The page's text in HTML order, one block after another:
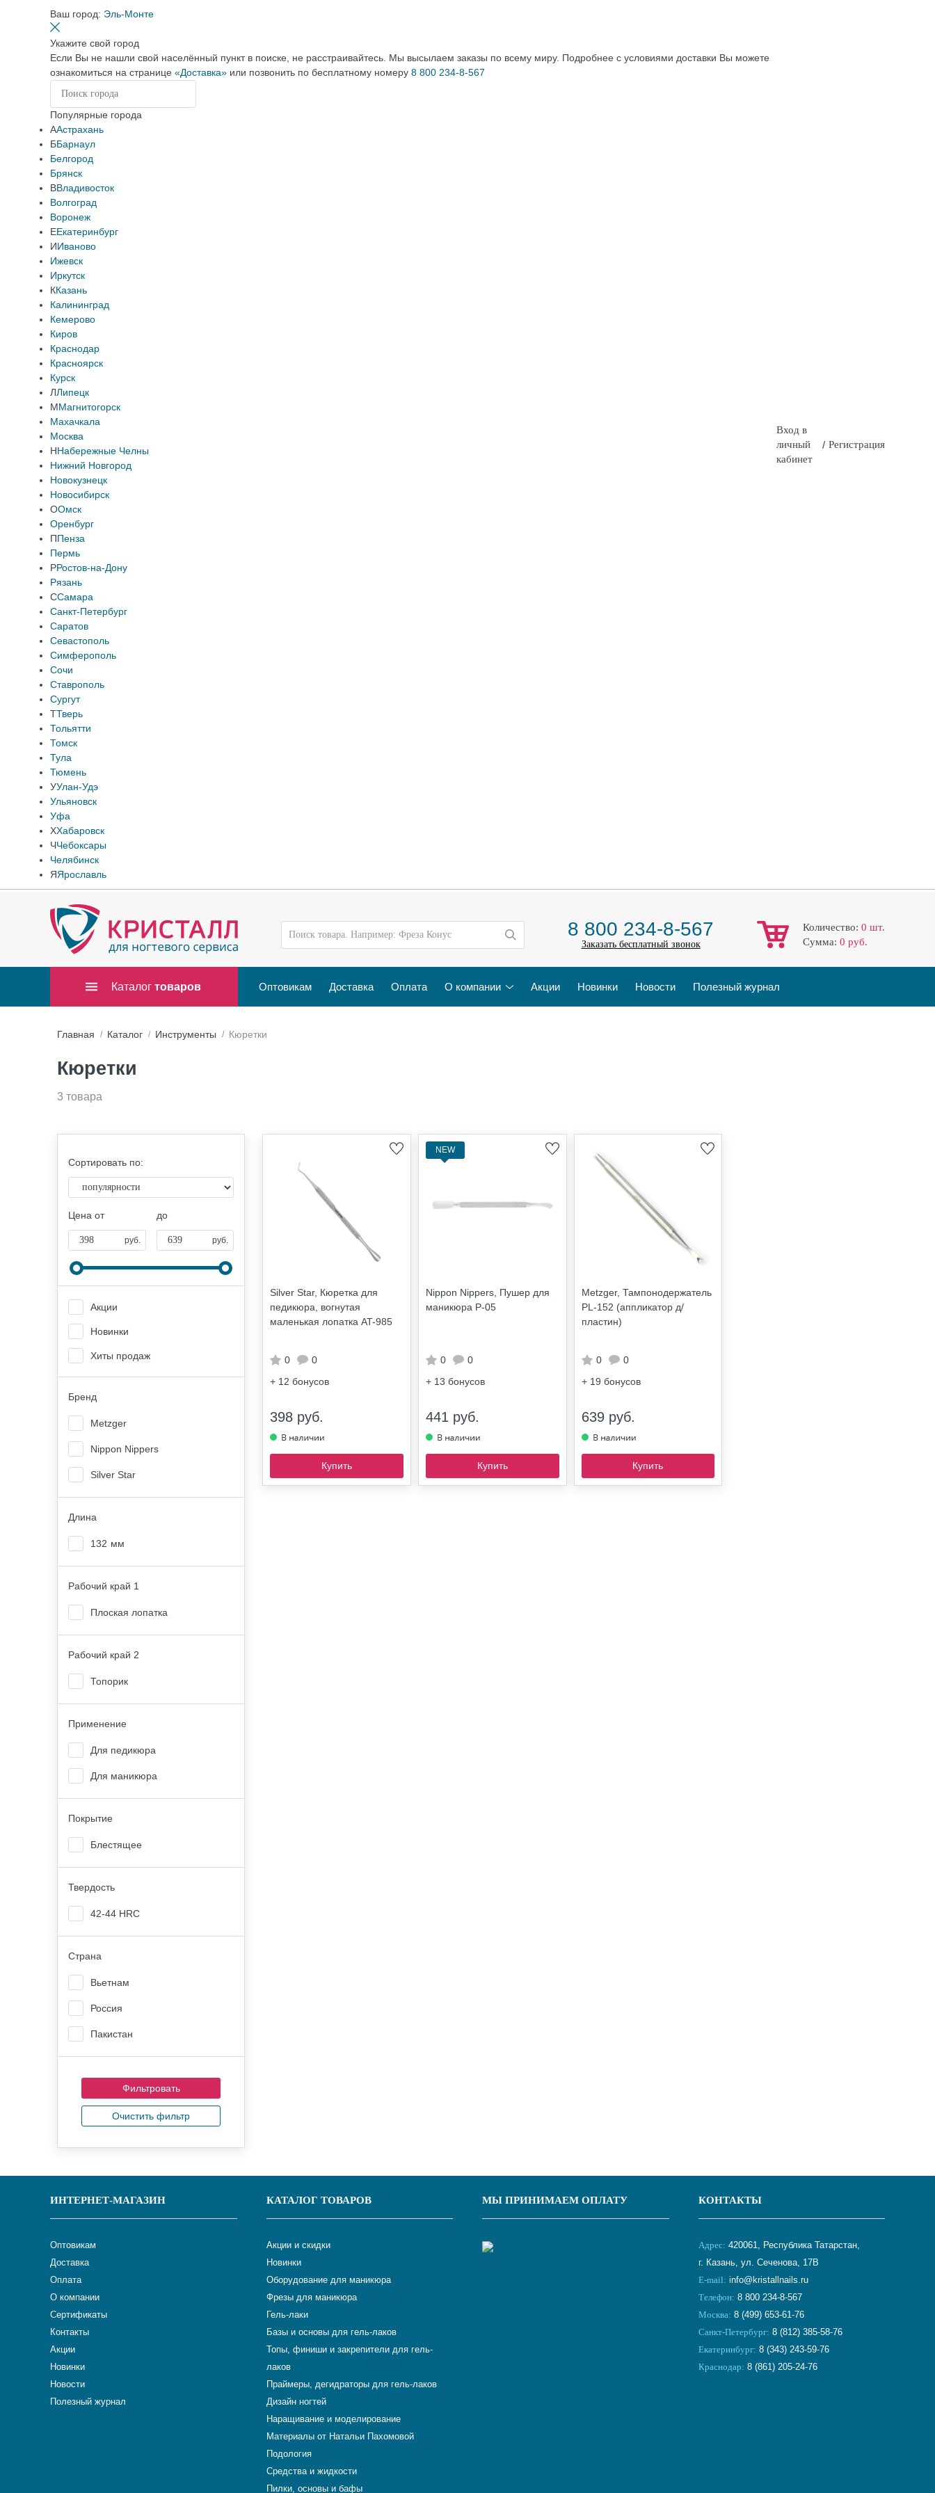
Ваш город: Эль-Монте
Укажите свой город
Если Вы не нашли свой населённый пункт в поиске, не расстраивайтесь. Мы высылаем заказы по всему миру. Подробнее с условиями доставки Вы можете
ознакомиться на странице «Доставка» или позвонить по бесплатному номеру 8 800 234-8-567
Популярные города
ААстрахань
ББарнаул
Белгород
Брянск
ВВладивосток
Волгоград
Воронеж
ЕЕкатеринбург
ИИваново
Ижевск
Иркутск
ККазань
Калининград
Кемерово
Киров
Краснодар
Красноярск
Курск
ЛЛипецк
ММагнитогорск
Махачкала
Москва
ННабережные Челны
Нижний Новгород
Новокузнецк
Новосибирск
ООмск
Оренбург
ППенза
Пермь
РРостов-на-Дону
Рязань
ССамара
Санкт-Петербург
Саратов
Севастополь
Симферополь
Сочи
Ставрополь
Сургут
ТТверь
Тольятти
Томск
Тула
Тюмень
УУлан-Удэ
Ульяновск
Уфа
ХХабаровск
ЧЧебоксары
Челябинск
ЯЯрославль
Вход в
личный
кабинет
/ Регистрация
8 800 234-8-567
Заказать бесплатный звонок
Количество: 0 шт.
Cумма: 0 руб.
Каталог товаров Оптовикам Доставка Оплата О компании Акции Новинки Новости Полезный журнал
Главная Каталог Инструменты Кюретки
Кюретки
3 товара
Сортировать по:
Цена от
руб.
до
руб.
Акции
Новинки
Хиты продаж
Бренд
Metzger
Nippon Nippers
Silver Star
Длина
132 мм
Рабочий край 1
Плоская лопатка
Рабочий край 2
Топорик
Применение
Для педикюра
Для маникюра
Покрытие
Блестящее
Твердость
42-44 HRC
Страна
Вьетнам
Россия
Пакистан
Очистить фильтр
Silver Star, Кюретка для
педикюра, вогнутая
маленькая лопатка AT-985
0
0
+ 12 бонусов
398 руб.
Купить
NEW
Nippon Nippers, Пушер для
маникюра P-05
0
0
+ 13 бонусов
441 руб.
Купить
Metzger, Тампонодержатель
PL-152 (аппликатор д/
пластин)
0
0
+ 19 бонусов
639 руб.
Купить
ИНТЕРНЕТ-МАГАЗИН
Оптовикам
Доставка
Оплата
О компании
Сертификаты
Контакты
Акции
Новинки
Новости
Полезный журнал
КАТАЛОГ ТОВАРОВ
Акции и скидки
Новинки
Оборудование для маникюра
Фрезы для маникюра
Гель-лаки
Базы и основы для гель-лаков
Топы, финиши и закрепители для гель-
лаков
Праймеры, дегидраторы для гель-лаков
Дизайн ногтей
Наращивание и моделирование
Материалы от Натальи Пахомовой
Подология
Средства и жидкости
Пилки, основы и бафы
МЫ ПРИНИМАЕМ ОПЛАТУ КОНТАКТЫ
Адрес: 420061, Республика Татарстан,
г. Казань, ул. Сеченова, 17В
E-mail: info@kristallnails.ru
Телефон: 8 800 234-8-567
Москва: 8 (499) 653-61-76
Санкт-Петербург: 8 (812) 385-58-76
Екатеринбург: 8 (343) 243-59-76
Краснодар: 8 (861) 205-24-76